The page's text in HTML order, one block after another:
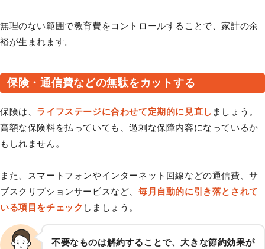
無理のない範囲で教育費をコントロールすることで、家計の余
裕が生まれます。
保険・通信費などの無駄をカットする
保険は、 ライフステージに合わせて定期的に見直し ましょう。
高額な保険料を払っていても、過剰な保障内容になっているか
もしれません。
また、スマートフォンやインターネット回線などの通信費、サ
ブスクリプションサービスなど、毎月自動的に引き落とされて
いる項目をチェック しましょう。
不要なものは解約することで、大きな節約効果が